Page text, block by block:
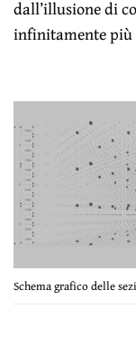
dall’illusione di
infinitamente più
Schema grafico delle